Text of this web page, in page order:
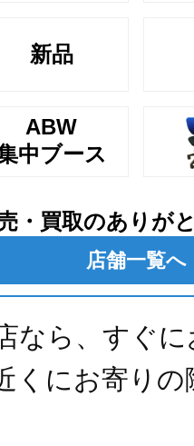
新品
ABW
中ブース
・買取のありが
店舗一覧へ
なら、すぐ
くにお寄り